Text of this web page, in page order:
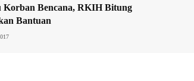
Korban Bencana, RKIH Bitung
Bantuan